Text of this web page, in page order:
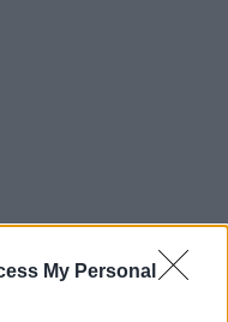
My Personal